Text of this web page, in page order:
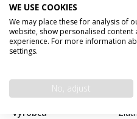
Váha šperku
Materiál
Výrobca
WE USE COOKIES
We may place these for analysis of
website, show personalised content
experience. For more information
settings.
No, adjust